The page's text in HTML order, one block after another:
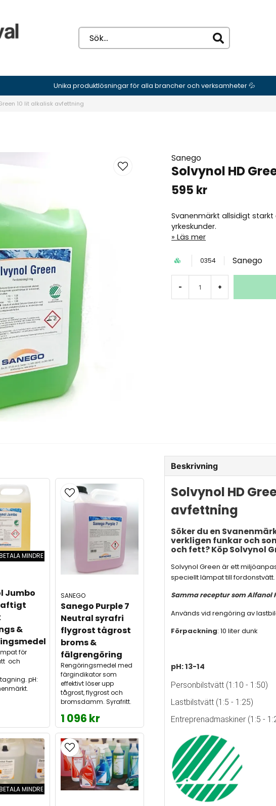
Unika produktlösningar för alla brancher och verksamheter 💦
10 lit alkalisk avfettning
Sanego
Solvynol HD
595 kr
Svanenmärkt allsidigt starkt
yrkeskunder.
Läs mer
0354 Sanego
- +
MINDRE
Jumbo
&
för
och
pH:
SANEGO
Sanego Purple 7
Neutral syrafri
flygrost tågrost
broms &
fälgrengöring
Rengöringsmedel med
färgindikator som
effektivt löser upp
tågrost, flygrost och
bromsdamm. Syrafritt.
1 096 kr
MINDRE
Beskrivning
Solvynol HD
avfettning
Söker du en
verkligen funkar och
och fett? Köp Solvynol
Solvynol Green är ett
speciellt lämpat till fordonstvätt.
Samma receptur som Alfanol
Används vid rengöring av
Förpackning: 10 liter dunk
pH: 13-14
Personbilstvätt (1:10 - 1:50)
Lastbilstvätt (1:5 - 1:25)
Entreprenadmaskiner (1:5 -